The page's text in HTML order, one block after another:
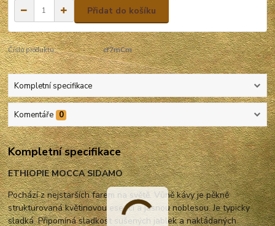
Přidat do košíku
Číslo produktu: cf7mCm
Kompletní specifikace
Komentáře 0
Kompletní specifikace
ETHIOPIE MOCCA SIDAMO
Pochází z nejstarších farem na světě. Vůně kávy je pěkně
strukturovaná květinovou esencí a jasnou noblesou. Je typicky
sladká. Připomíná sladkost sušených jablek a nakládaných